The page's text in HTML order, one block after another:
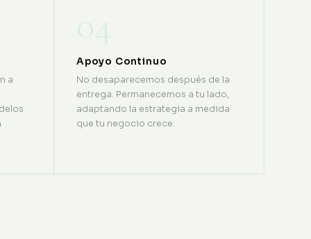
a
04
Apoyo Continuo
No desaparecemos después de la
entrega. Permanecemos a tu lado,
adaptando la estrategia a medida
que tu negocio crece.